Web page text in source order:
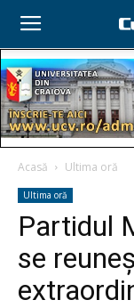
Acasă Ultima oră
Ultima oră
Partidul
se